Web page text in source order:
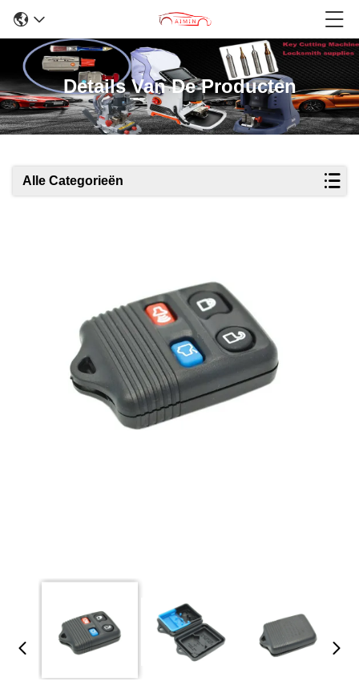
Details Van De Producten
Alle Categorieën